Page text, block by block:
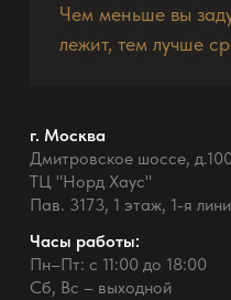
Чем меньше вы
лежит, тем лучше
г. Москва
Дмитровское шоссе,
ТЦ "Норд Хаус"
Пав. 3173, 1 этаж, 1-я
Часы работы:
Пн–Пт: с 11:00 до 18:00
Сб, Вс – выходной